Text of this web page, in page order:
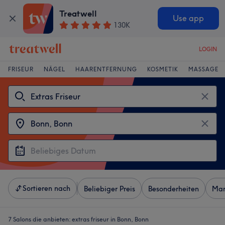
Treatwell
130K
Use app
LOGIN
FRISEUR NÄGEL HAARENTFERNUNG KOSMETIK MASSAGE
Sortieren nach Beliebiger Preis Besonderheiten
7 Salons die anbieten: extras friseur in Bonn, Bonn